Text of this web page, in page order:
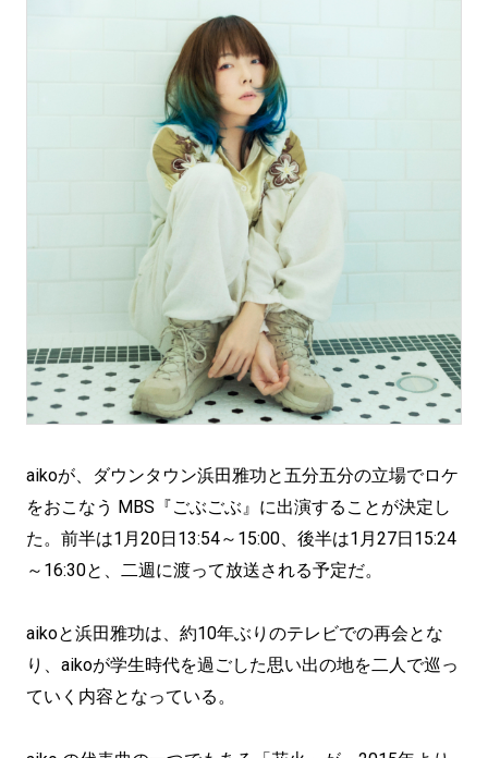
aikoが、ダウンタウン浜田雅功と五分五分の立場でロケ
をおこなう MBS『ごぶごぶ』に出演することが決定し
た。前半は1月20日13:54～15:00、後半は1月27日15:24
～16:30と、二週に渡って放送される予定だ。
aikoと浜田雅功は、約10年ぶりのテレビでの再会とな
り、aikoが学生時代を過ごした思い出の地を二人で巡っ
ていく内容となっている。